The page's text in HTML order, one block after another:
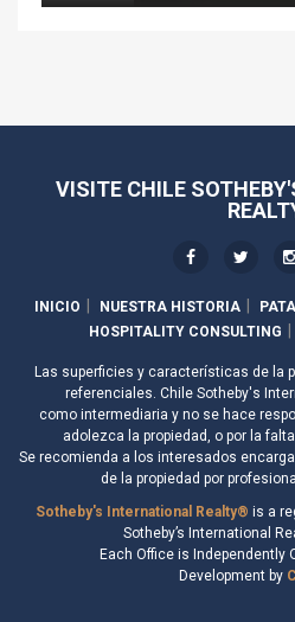
VISITE CHILE
INICIO NUESTRA HISTORIA
HOSPITALITY CONSULTING
Las superficies y características de la
referenciales. Chile Sotheby's
como intermediaria y no se hace
adolezca la propiedad, o por la
Se recomienda a los interesados
de la propiedad por
Sotheby's International Realty® is a
Sotheby’s International
Each Office is Independently
Development by